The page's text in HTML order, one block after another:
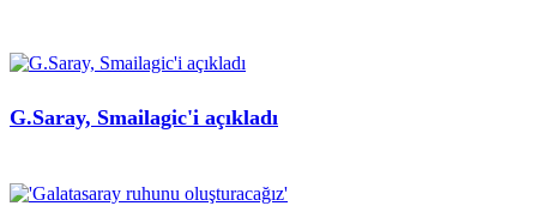
G.Saray, Smailagic'i açıkladı